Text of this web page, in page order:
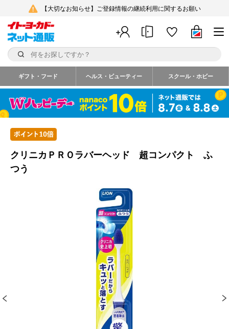
【大切なお知らせ】ご登録情報の継続利用に関するお願い
ギフト・フード ヘルス・ビューティー スクール・ホビー
クリニカＰＲＯラバーヘッド 超コンパクト ふ
つう